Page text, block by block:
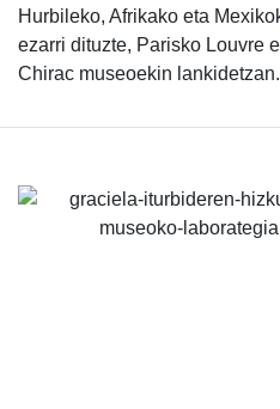
Hurbileko, Afrikako eta
ezarri dituzte, Parisko Louvre
Chirac museoekin lankidetzan.